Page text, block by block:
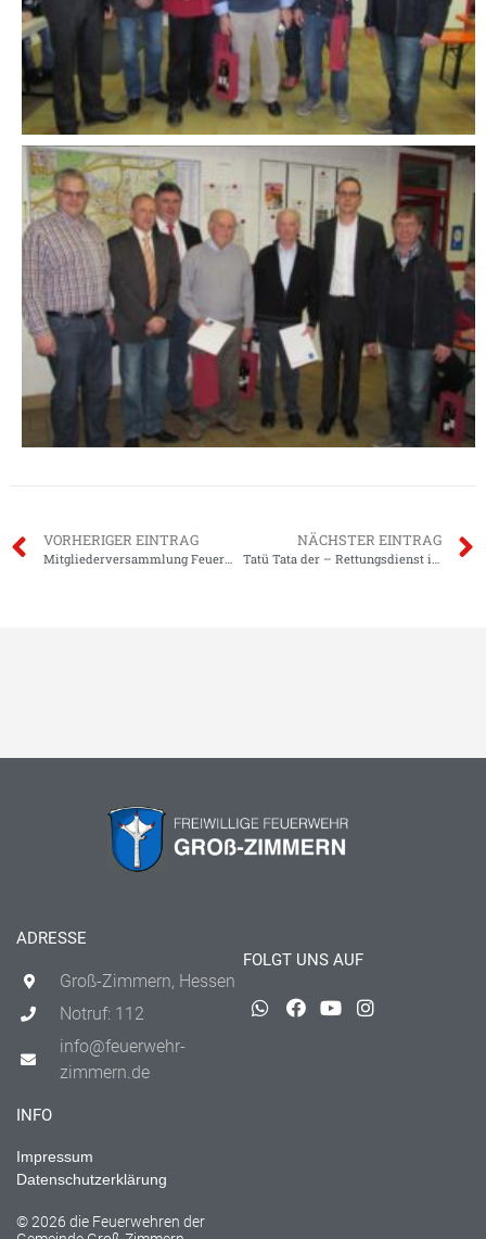
VORHERIGER EINTRAG
Mitgliederversammlung Feuerwehr Klein-Zimmern
NÄCHSTER EINTRAG
Tatü Tata der – Rettungsdienst ist da
ADRESSE
Groß-Zimmern, Hessen
Notruf: 112
info@feuerwehr-
zimmern.de
FOLGT UNS AUF
INFO
Impressum
Datenschutzerklärung
© 2026 die Feuerwehren der